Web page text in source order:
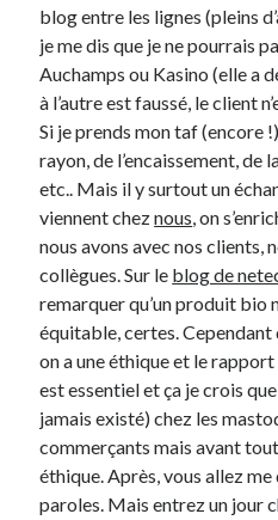
Derniers Commentaires
Entretien ménager dansT’as vu quoi
JFdansC’était pas mieux avant… à
littleceltdansComment j’ai opéré
Anthonydans Comment j’ai opéré
Renaud DucherdansComment j’ai
personnelle
Commentaires récents
Entretien ménager dans
dans
C’était pas mieux avant… à Lyon
Comment j’ai opéré
Comment j’ai opéré
Renaud Ducher
dans
personnelle
blog entre les lignes (pleins
je me dis que je ne pourrais
Auchamps ou Kasino (elle a
à l’autre est faussé, le client
Si je prends mon taf (encore
rayon, de l’encaissement, de
etc.. Mais il y surtout un
viennent cheznous, on
nous avons avec nos clients,
collègues. Sur le blog de
remarquer qu’un produit bio
équitable, certes. Cependant
on a une éthique et le
est essentiel et ça je crois que
jamais existé) chez les
commerçants mais avant
éthique. Après, vous allez me
paroles. Mais entrez un jour